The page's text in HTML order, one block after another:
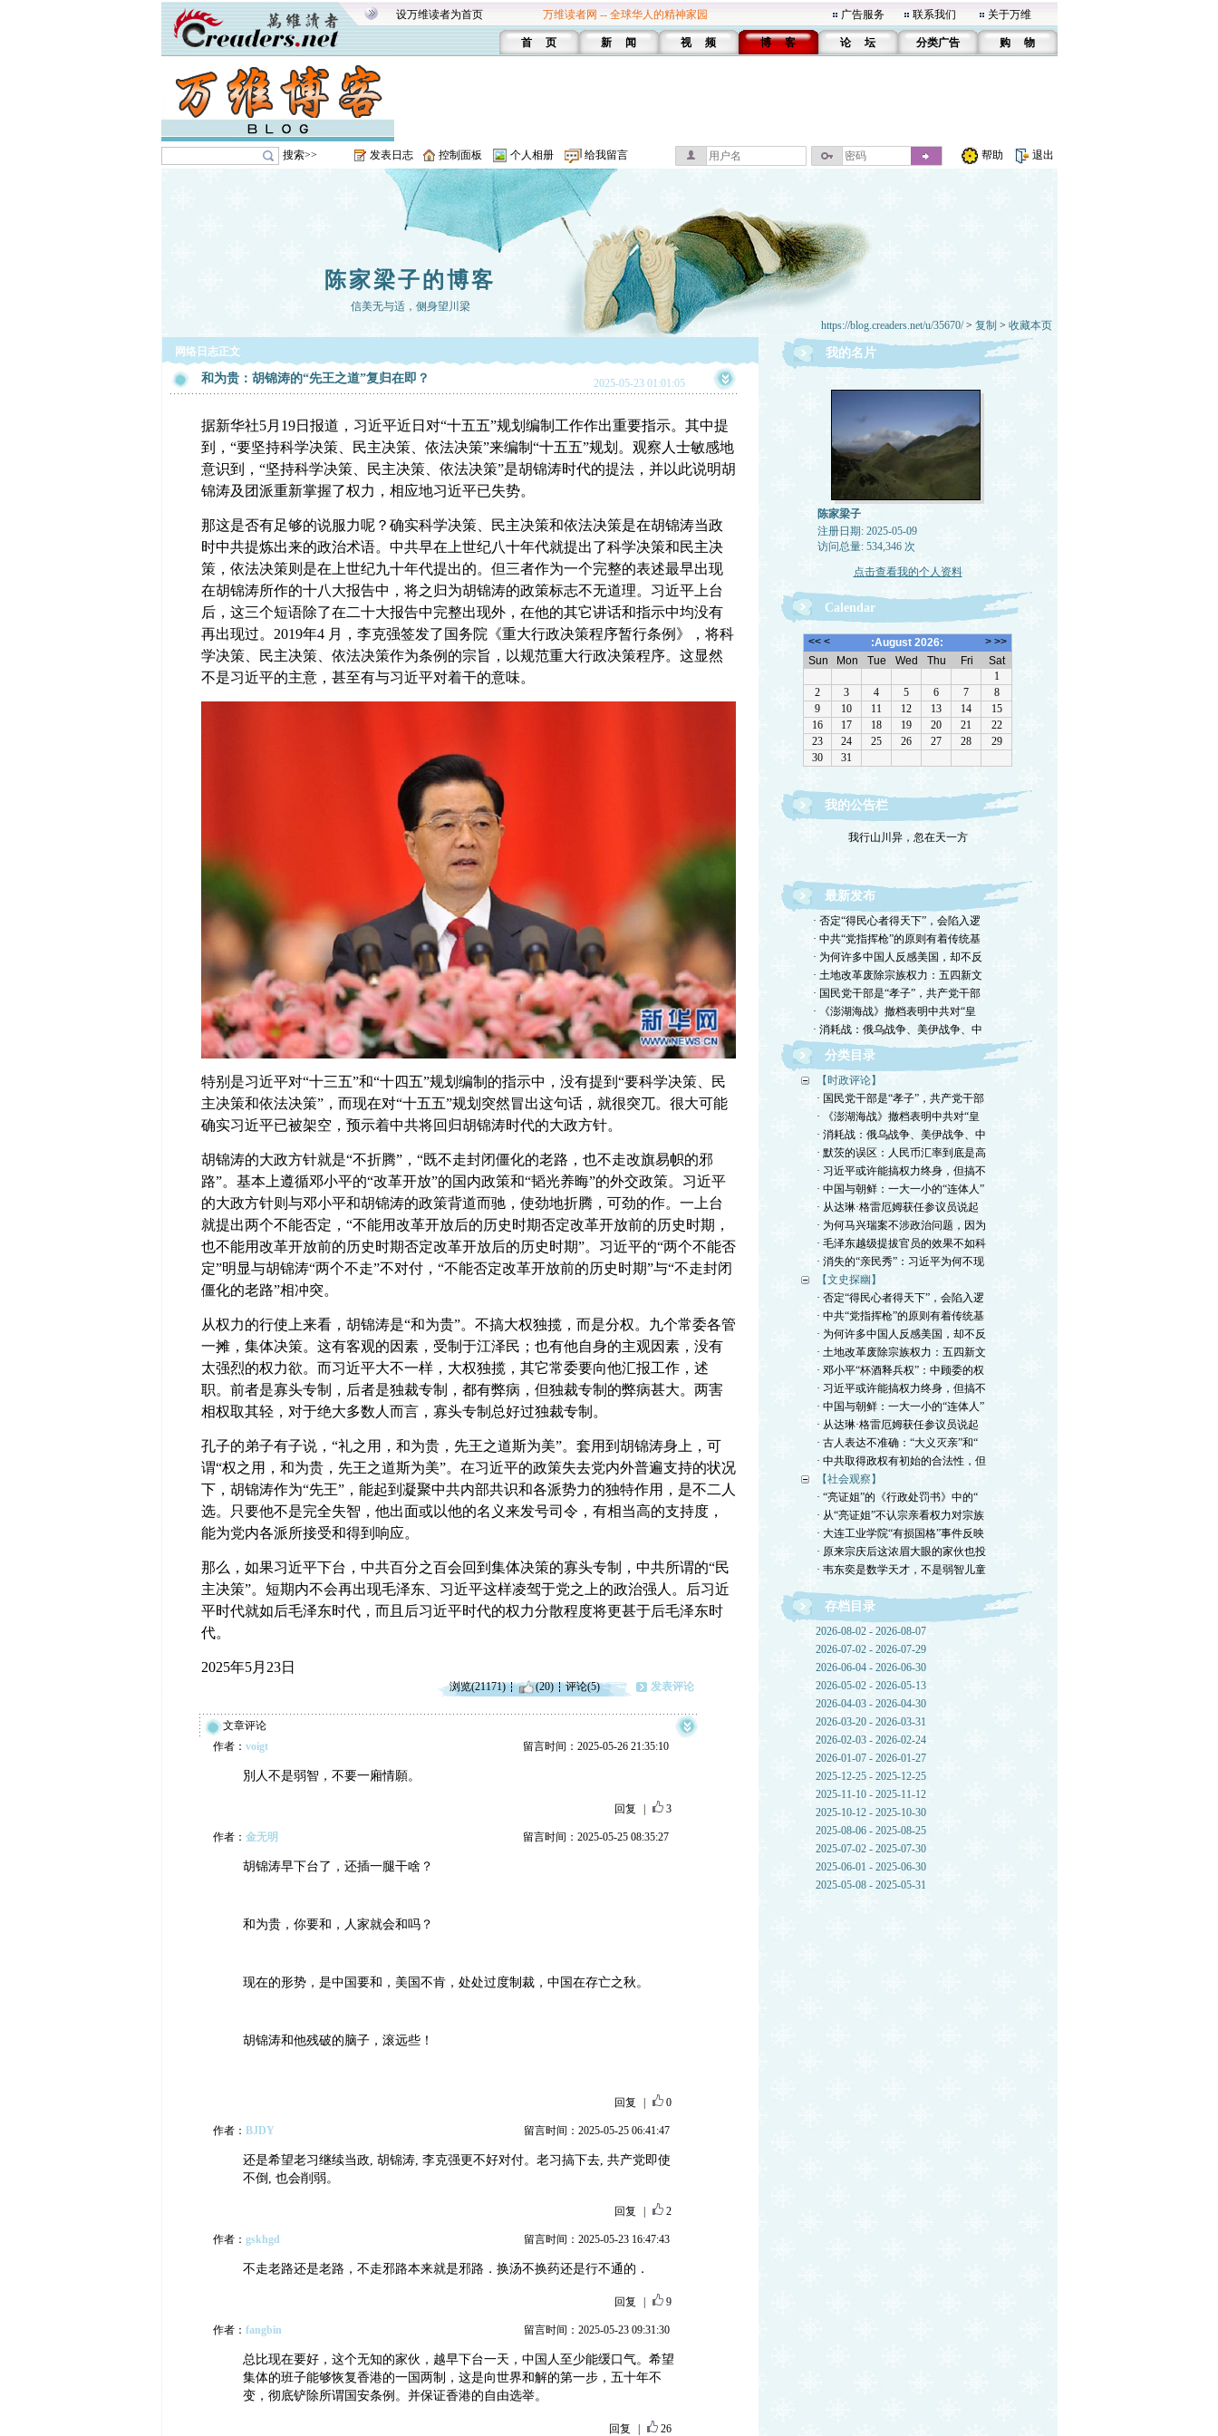
设万维读者为首页 万维读者网 -- 全球华人的精神家园 广告服务 联系我们 关于万维
首 页 新 闻 视 频 博 客 论 坛 分类广告 购 物
搜索>> 发表日志 控制面板 个人相册 给我留言 帮助 退出
陈家梁子的博客
信美无与适，侧身望川梁
https://blog.creaders.net/u/35670/> 复制 > 收藏本页
网络日志正文
和为贵：胡锦涛的“先王之道”复归在即？ 2025-05-23 01:01:05
据新华社5月19日报道，习近平近日对“十五五”规划编制工作作出重要指示。其中提
到，“要坚持科学决策、民主决策、依法决策”来编制“十五五”规划。观察人士敏感地
意识到，“坚持科学决策、民主决策、依法决策”是胡锦涛时代的提法，并以此说明胡
锦涛及团派重新掌握了权力，相应地习近平已失势。
那这是否有足够的说服力呢？确实科学决策、民主决策和依法决策是在胡锦涛当政
时中共提炼出来的政治术语。中共早在上世纪八十年代就提出了科学决策和民主决
策，依法决策则是在上世纪九十年代提出的。但三者作为一个完整的表述最早出现
在胡锦涛所作的十八大报告中，将之归为胡锦涛的政策标志不无道理。习近平上台
后，这三个短语除了在二十大报告中完整出现外，在他的其它讲话和指示中均没有
再出现过。2019年4 月，李克强签发了国务院《重大行政决策程序暂行条例》，将科
学决策、民主决策、依法决策作为条例的宗旨，以规范重大行政决策程序。这显然
不是习近平的主意，甚至有与习近平对着干的意味。
特别是习近平对“十三五”和“十四五”规划编制的指示中，没有提到“要科学决策、民
主决策和依法决策”，而现在对“十五五”规划突然冒出这句话，就很突兀。很大可能
确实习近平已被架空，预示着中共将回归胡锦涛时代的大政方针。
胡锦涛的大政方针就是“不折腾”，“既不走封闭僵化的老路，也不走改旗易帜的邪
路”。基本上遵循邓小平的“改革开放”的国内政策和“韬光养晦”的外交政策。习近平
的大政方针则与邓小平和胡锦涛的政策背道而驰，使劲地折腾，可劲的作。一上台
就提出两个不能否定，“不能用改革开放后的历史时期否定改革开放前的历史时期，
也不能用改革开放前的历史时期否定改革开放后的历史时期”。习近平的“两个不能否
定”明显与胡锦涛“两个不走”不对付，“不能否定改革开放前的历史时期”与“不走封闭
僵化的老路”相冲突。
从权力的行使上来看，胡锦涛是“和为贵”。不搞大权独揽，而是分权。九个常委各管
一摊，集体决策。这有客观的因素，受制于江泽民；也有他自身的主观因素，没有
太强烈的权力欲。而习近平大不一样，大权独揽，其它常委要向他汇报工作，述
职。前者是寡头专制，后者是独裁专制，都有弊病，但独裁专制的弊病甚大。两害
相权取其轻，对于绝大多数人而言，寡头专制总好过独裁专制。
孔子的弟子有子说，“礼之用，和为贵，先王之道斯为美”。套用到胡锦涛身上，可
谓“权之用，和为贵，先王之道斯为美”。在习近平的政策失去党内外普遍支持的状况
下，胡锦涛作为“先王”，能起到凝聚中共内部共识和各派势力的独特作用，是不二人
选。只要他不是完全失智，他出面或以他的名义来发号司令，有相当高的支持度，
能为党内各派所接受和得到响应。
那么，如果习近平下台，中共百分之百会回到集体决策的寡头专制，中共所谓的“民
主决策”。短期内不会再出现毛泽东、习近平这样凌驾于党之上的政治强人。后习近
平时代就如后毛泽东时代，而且后习近平时代的权力分散程度将更甚于后毛泽东时
代。
2025年5月23日
浏览(21171) (20) 评论(5) 发表评论
文章评论
作者： voigt 留言时间：2025-05-26 21:35:10
別人不是弱智，不要一廂情願。
回复 3
作者： 金无明 留言时间：2025-05-25 08:35:27
胡锦涛早下台了，还插一腿干啥？
和为贵，你要和，人家就会和吗？
现在的形势，是中国要和，美国不肯，处处过度制裁，中国在存亡之秋。
胡锦涛和他残破的脑子，滚远些！
回复 0
作者： BJDY 留言时间：2025-05-25 06:41:47
还是希望老习继续当政, 胡锦涛, 李克强更不好对付。老习搞下去, 共产党即使
不倒, 也会削弱。
回复 2
作者： gskhgd 留言时间：2025-05-23 16:47:43
不走老路还是老路，不走邪路本来就是邪路．换汤不换药还是行不通的．
回复 9
作者： fangbin 留言时间：2025-05-23 09:31:30
总比现在要好，这个无知的家伙，越早下台一天，中国人至少能缓口气。希望
集体的班子能够恢复香港的一国两制，这是向世界和解的第一步，五十年不
变，彻底铲除所谓国安条例。并保证香港的自由选举。
回复 26
我的名片
陈家梁子
注册日期: 2025-05-09
访问总量: 534,346 次
点击查看我的个人资料
Calendar
我的公告栏
我行山川异，忽在天一方
最新发布
· 否定“得民心者得天下”，会陷入逻
· 中共“党指挥枪”的原则有着传统基
· 为何许多中国人反感美国，却不反
· 土地改革废除宗族权力：五四新文
· 国民党干部是“孝子”，共产党干部
· 《澎湖海战》撤档表明中共对“皇
· 消耗战：俄乌战争、美伊战争、中
分类目录
【时政评论】
· 国民党干部是“孝子”，共产党干部
· 《澎湖海战》撤档表明中共对“皇
· 消耗战：俄乌战争、美伊战争、中
· 默茨的误区：人民币汇率到底是高
· 习近平或许能搞权力终身，但搞不
· 中国与朝鲜：一大一小的“连体人”
· 从达琳·格雷厄姆获任参议员说起
· 为何马兴瑞案不涉政治问题，因为
· 毛泽东越级提拔官员的效果不如科
· 消失的“亲民秀”：习近平为何不现
【文史探幽】
· 否定“得民心者得天下”，会陷入逻
· 中共“党指挥枪”的原则有着传统基
· 为何许多中国人反感美国，却不反
· 土地改革废除宗族权力：五四新文
· 邓小平“杯酒释兵权”：中顾委的权
· 习近平或许能搞权力终身，但搞不
· 中国与朝鲜：一大一小的“连体人”
· 从达琳·格雷厄姆获任参议员说起
· 古人表达不准确：“大义灭亲”和“
· 中共取得政权有初始的合法性，但
【社会观察】
· “亮证姐”的《行政处罚书》中的“
· 从“亮证姐”不认宗亲看权力对宗族
· 大连工业学院“有损国格”事件反映
· 原来宗庆后这浓眉大眼的家伙也投
· 韦东奕是数学天才，不是弱智儿童
存档目录
2026-08-02 - 2026-08-07
2026-07-02 - 2026-07-29
2026-06-04 - 2026-06-30
2026-05-02 - 2026-05-13
2026-04-03 - 2026-04-30
2026-03-20 - 2026-03-31
2026-02-03 - 2026-02-24
2026-01-07 - 2026-01-27
2025-12-25 - 2025-12-25
2025-11-10 - 2025-11-12
2025-10-12 - 2025-10-30
2025-08-06 - 2025-08-25
2025-07-02 - 2025-07-30
2025-06-01 - 2025-06-30
2025-05-08 - 2025-05-31